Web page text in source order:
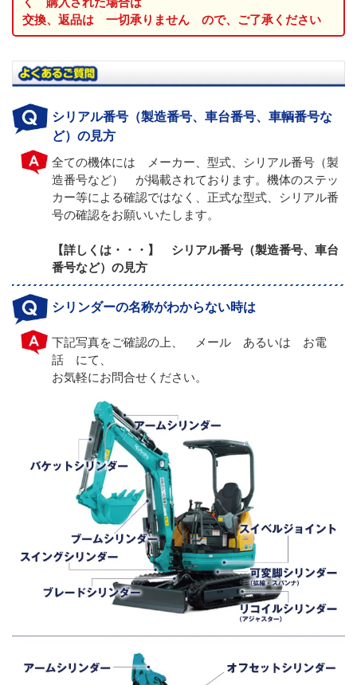
交換、返品は 一切承りません ので、ご了承ください
シリアル番号（製造番号、車台番号、車輌番号な
ど）の見方
全ての機体には メーカー、型式、シリアル番号（製
造番号など） が掲載されております。機体のステッ
カー等による確認ではなく、正式な型式、シリアル番
号の確認をお願いいたします。
【詳しくは・・・】 シリアル番号（製造番号、車台
番号など）の見方
シリンダーの名称がわからない時は
下記写真をご確認の上、 メール あるいは お電
話 にて、
お気軽にお問合せください。